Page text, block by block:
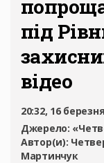
під
відео
20:32, 16
Джерело:
Автор(и):
Мартинчук